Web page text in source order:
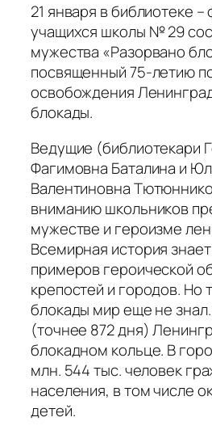
21 января в библиотеке
учащихся школы № 29
мужества «Разорвано
посвященный 75-летию
освобождения
блокады.
Ведущие (библиотекари
Фагимовна Баталина и
Валентиновна
вниманию школьников
мужестве и героизме
Всемирная история
примеров героической
крепостей и городов. Но
блокады мир еще не
(точнее 872 дня)
блокадном кольце. В
млн. 544 тыс. человек
населения, в том числе
детей.